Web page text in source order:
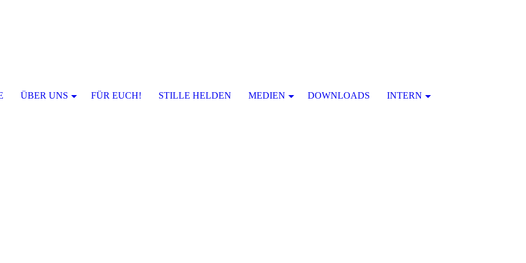
ÜBER UNS FÜR EUCH! STILLE HELDEN MEDIEN DOWNLOADS INTERN